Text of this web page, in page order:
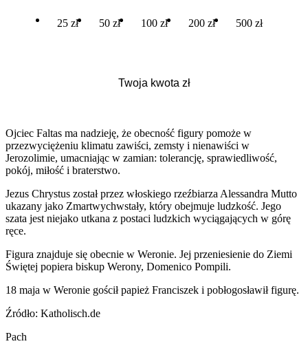
25 zł 50 zł 100 zł 200 zł 500 zł
Ojciec Faltas ma nadzieję, że obecność figury pomoże w
przezwyciężeniu klimatu zawiści, zemsty i nienawiści w
Jerozolimie, umacniając w zamian: tolerancję, sprawiedliwość,
pokój, miłość i braterstwo.
Jezus Chrystus został przez włoskiego rzeźbiarza Alessandra Mutto
ukazany jako Zmartwychwstały, który obejmuje ludzkość. Jego
szata jest niejako utkana z postaci ludzkich wyciągających w górę
ręce.
Figura znajduje się obecnie w Weronie. Jej przeniesienie do Ziemi
Świętej popiera biskup Werony, Domenico Pompili.
18 maja w Weronie gościł papież Franciszek i pobłogosławił figurę.
Źródło: Katholisch.de
Pach